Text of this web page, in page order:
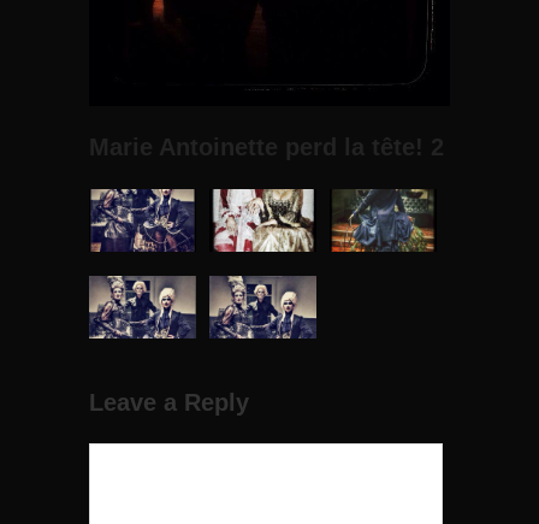
Marie Antoinette perd la tête! 2
Leave a Reply